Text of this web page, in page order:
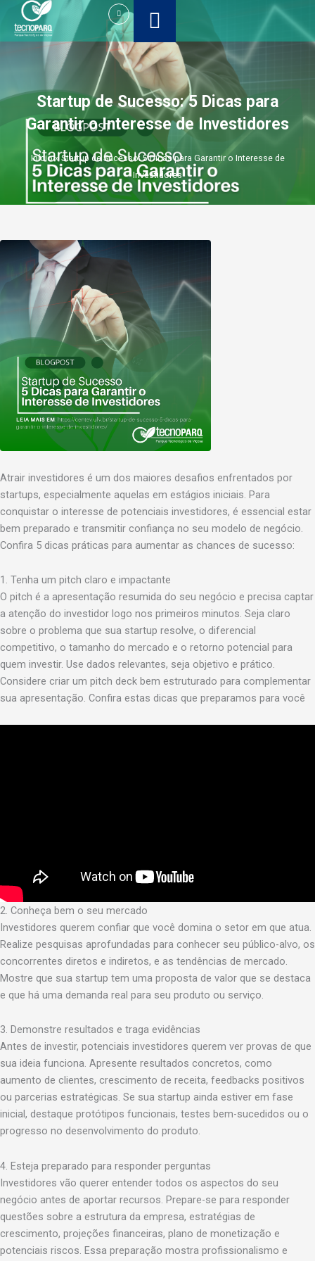
para
o
Startup de Sucesso: 5 Dicas para
Garantir o Interesse de Investidores
Início»Startup de Sucesso: 5 Dicas para Garantir o Interesse de
Investidores
Atrair investidores é um dos maiores desafios enfrentados por
startups, especialmente aquelas em estágios iniciais. Para
conquistar o interesse de potenciais investidores, é essencial estar
bem preparado e transmitir confiança no seu modelo de negócio.
Confira 5 dicas práticas para aumentar as chances de sucesso:
1. Tenha um pitch claro e impactante
O pitch é a apresentação resumida do seu negócio e precisa captar
a atenção do investidor logo nos primeiros minutos. Seja claro
sobre o problema que sua startup resolve, o diferencial
competitivo, o tamanho do mercado e o retorno potencial para
quem investir. Use dados relevantes, seja objetivo e prático.
Considere criar um pitch deck bem estruturado para complementar
sua apresentação. Confira estas dicas que preparamos para você
2. Conheça bem o seu mercado
Investidores querem confiar que você domina o setor em que atua.
Realize pesquisas aprofundadas para conhecer seu público-alvo, os
concorrentes diretos e indiretos, e as tendências de mercado.
Mostre que sua startup tem uma proposta de valor que se destaca
e que há uma demanda real para seu produto ou serviço.
3. Demonstre resultados e traga evidências
Antes de investir, potenciais investidores querem ver provas de que
sua ideia funciona. Apresente resultados concretos, como
aumento de clientes, crescimento de receita, feedbacks positivos
ou parcerias estratégicas. Se sua startup ainda estiver em fase
inicial, destaque protótipos funcionais, testes bem-sucedidos ou o
progresso no desenvolvimento do produto.
4. Esteja preparado para responder perguntas
Investidores vão querer entender todos os aspectos do seu
negócio antes de aportar recursos. Prepare-se para responder
questões sobre a estrutura da empresa, estratégias de
crescimento, projeções financeiras, plano de monetização e
potenciais riscos. Essa preparação mostra profissionalismo e